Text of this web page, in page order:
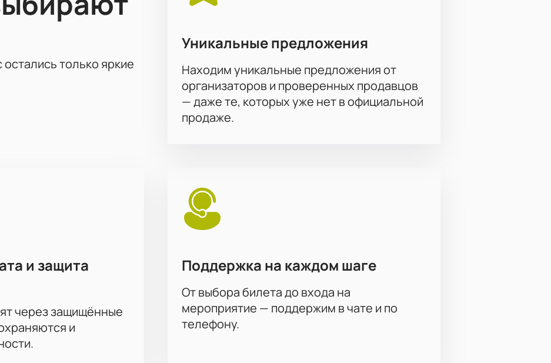
только яркие
Уникальные предложения
Находим уникальные предложения от
организаторов и проверенных продавцов
— даже те, которых уже нет в официальной
продаже.
и защита
через защищённые
и
Поддержка на каждом шаге
От выбора билета до входа на
мероприятие — поддержим в чате и по
телефону.